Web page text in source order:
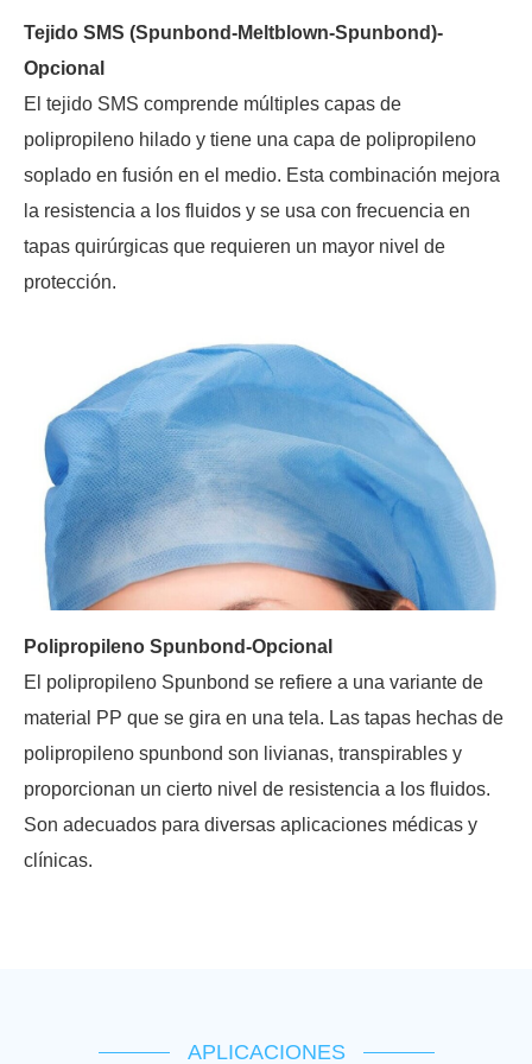
Tejido SMS (Spunbond-Meltblown-Spunbond)-
Opcional
El tejido SMS comprende múltiples capas de
polipropileno hilado y tiene una capa de polipropileno
soplado en fusión en el medio. Esta combinación mejora
la resistencia a los fluidos y se usa con frecuencia en
tapas quirúrgicas que requieren un mayor nivel de
protección.
Polipropileno Spunbond-Opcional
El polipropileno Spunbond se refiere a una variante de
material PP que se gira en una tela. Las tapas hechas de
polipropileno spunbond son livianas, transpirables y
proporcionan un cierto nivel de resistencia a los fluidos.
Son adecuados para diversas aplicaciones médicas y
clínicas.
APLICACIONES